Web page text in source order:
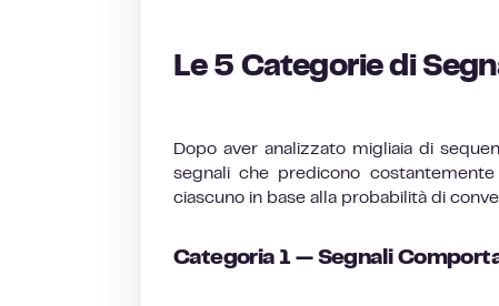
Le 5 Categorie di
Dopo aver analizzato migliaia di
segnali che predicono
ciascuno in base alla probabilità di
Categoria 1 — Segnali